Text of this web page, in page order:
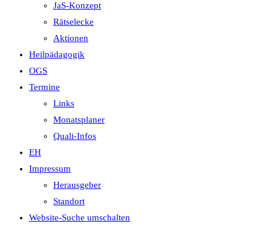
JaS-Konzept
Rätselecke
Aktionen
Heilpädagogik
OGS
Termine
Links
Monatsplaner
Quali-Infos
EH
Impressum
Herausgeber
Standort
Website-Suche umschalten